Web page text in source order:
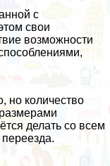
с
свои
возможности
но количество
делать со всем